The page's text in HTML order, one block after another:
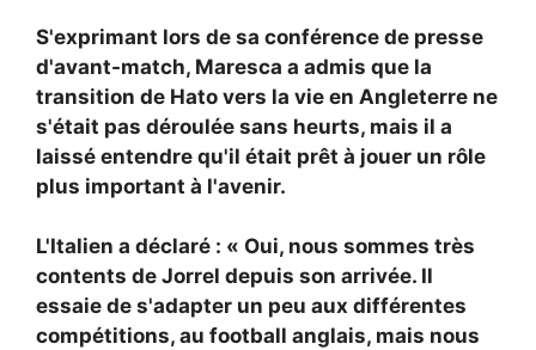
S'exprimant lors de sa conférence de presse
d'avant-match, Maresca a admis que la
transition de Hato vers la vie en Angleterre ne
s'était pas déroulée sans heurts, mais il a
laissé entendre qu'il était prêt à jouer un rôle
plus important à l'avenir.
L'Italien a déclaré : « Oui, nous sommes très
contents de Jorrel depuis son arrivée. Il
essaie de s'adapter un peu aux différentes
compétitions, au football anglais, mais nous